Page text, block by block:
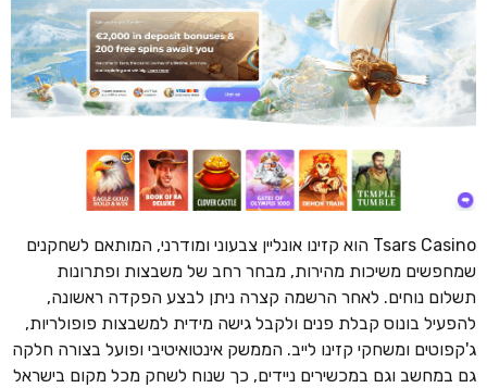
Tsars Casino הוא קזינו אונליין צבעוני ומודרני, המותאם לשחקנים
שמחפשים משיכות מהירות, מבחר רחב של משבצות ופתרונות
תשלום נוחים. לאחר הרשמה קצרה ניתן לבצע הפקדה ראשונה,
להפעיל בונוס קבלת פנים ולקבל גישה מידית למשבצות פופולריות,
ג'קפוטים ומשחקי קזינו לייב. הממשק אינטואיטיבי ופועל בצורה חלקה
גם במחשב וגם במכשירים ניידים, כך שנוח לשחק מכל מקום בישראל